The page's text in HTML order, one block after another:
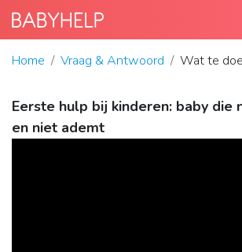
Home Vraag & Antwoord Wat te
Eerste hulp bij kinderen: baby die
en niet ademt